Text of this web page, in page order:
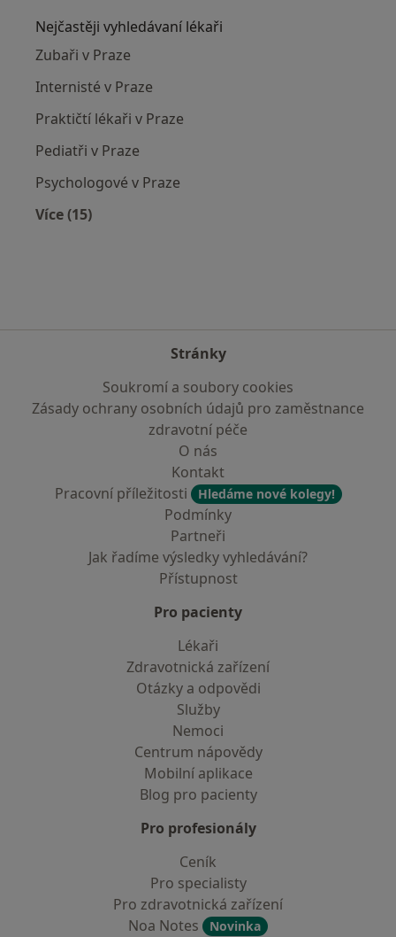
Nejčastěji vyhledávaní lékaři
Zubaři v Praze
Internisté v Praze
Praktičtí lékaři v Praze
Pediatři v Praze
Psychologové v Praze
Více (15)
Stránky
Soukromí a soubory cookies
Zásady ochrany osobních údajů pro zaměstnance
zdravotní péče
O nás
Kontakt
Pracovní příležitosti
Hledáme nové kolegy!
Podmínky
Partneři
Jak řadíme výsledky vyhledávání?
Přístupnost
Pro pacienty
Lékaři
Zdravotnická zařízení
Otázky a odpovědi
Služby
Nemoci
Centrum nápovědy
Mobilní aplikace
Blog pro pacienty
Pro profesionály
Ceník
Pro specialisty
Pro zdravotnická zařízení
Noa Notes
Novinka